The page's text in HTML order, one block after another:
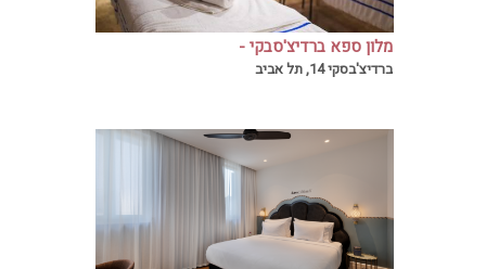
במרחק הליכה מהמקומות הכי שווים בתל אביב
תוכלו ליהנות מחוויית ספא פנטסטית במלון
מלון ספא ברדיצ'סבקי -
BERDICH'EVSKY
ברדיצ'בסקי 14, תל אביב